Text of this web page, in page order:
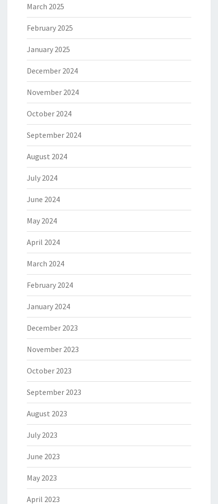
March 2025
February 2025
January 2025
December 2024
November 2024
October 2024
September 2024
August 2024
July 2024
June 2024
May 2024
April 2024
March 2024
February 2024
January 2024
December 2023
November 2023
October 2023
September 2023
August 2023
July 2023
June 2023
May 2023
April 2023